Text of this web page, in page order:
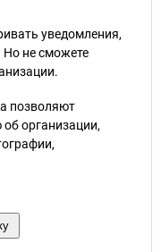
уведомления,
Но не сможете
позволяют
организации,